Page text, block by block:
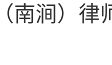
南涧）律